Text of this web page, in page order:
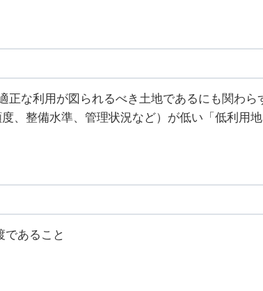
な利用が図られるべき土地であるにも関わ
、整備水準、管理状況など）が低い「低利用地
であること